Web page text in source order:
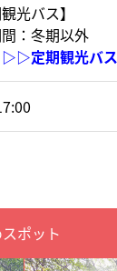
光バス】
：冬期以外
▷▷定期観光バス
ポット